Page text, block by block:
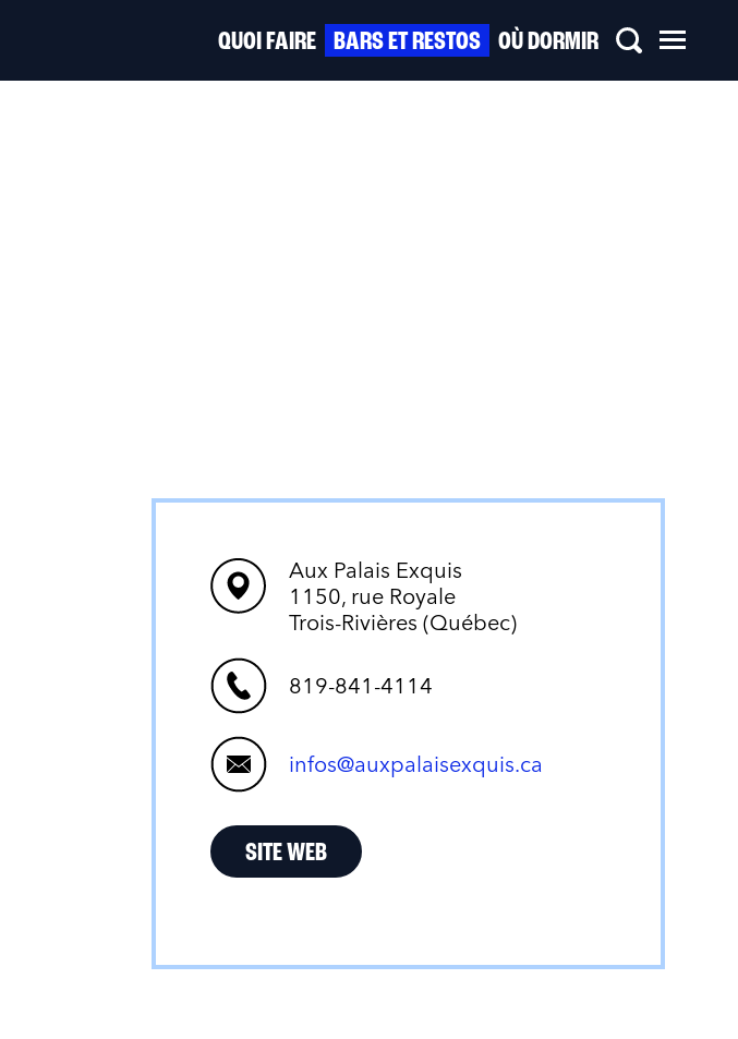
QUOI FAIRE BARS ET RESTOS OÙ DORMIR
Aux Palais Exquis
1150, rue Royale
Trois-Rivières (Québec)
819-841-4114
infos@auxpalaisexquis.ca
SITE WEB